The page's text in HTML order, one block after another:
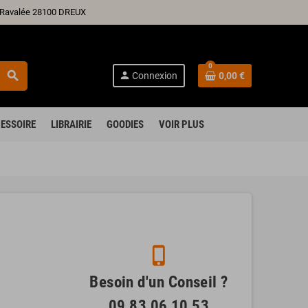
28100 DREUX
search person Connexion
0
0,00 €
LIBRAIRIE GOODIES VOIR PLUS
phone_iphone
Besoin d'un Conseil ?